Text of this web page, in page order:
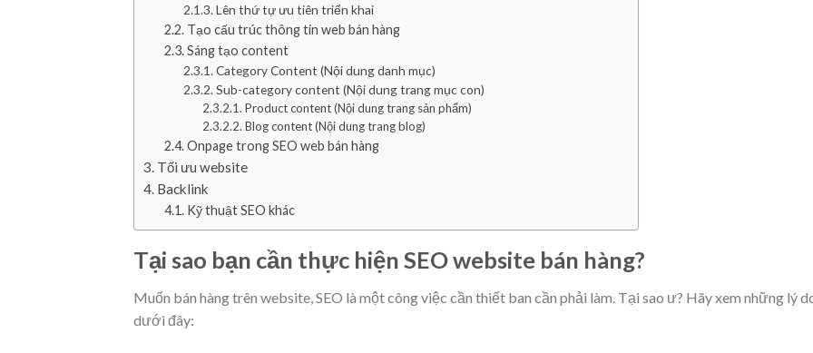
Lên thứ tự ưu tiên triển khai
Tạo cấu trúc thông tin web bán hàng
Sáng tạo content
Category Content (Nội dung danh mục)
Sub-category content (Nội dung trang mục con)
Product content (Nội dung trang sản phẩm)
Blog content (Nội dung trang blog)
Onpage trong SEO web bán hàng
Tối ưu website
Backlink
Kỹ thuật SEO khác
Tại sao bạn cần thực hiện SEO website bán hàng?
Muốn bán hàng trên website, SEO là một công việc cần thiết ban cần phải làm. Tại sao ư? Hãy xem những lý
dưới đây: